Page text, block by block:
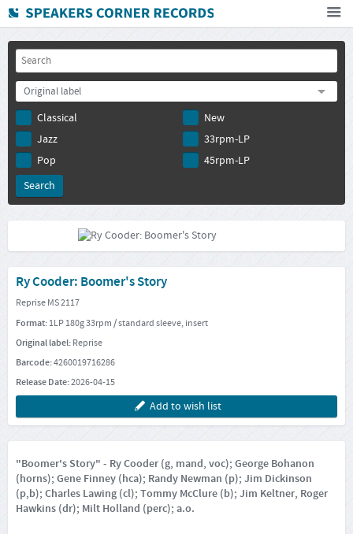
Home
How To Buy
FAQ
Deutsch
Subscribe to newsletter
Original label
Classical
Jazz
Pop
New
33rpm-LP
45rpm-LP
Ry Cooder: Boomer's Story
Reprise MS 2117
Format:1LP 180g 33rpm / standard sleeve, insert
Original label:Reprise
Barcode:4260019716286
Release Date:2026-04-15
Add to wish list
"Boomer's Story" - Ry Cooder (g, mand, voc); George Bohanon
(horns); Gene Finney (hca); Randy Newman (p); Jim Dickinson
(p,b); Charles Lawing (cl); Tommy McClure (b); Jim Keltner, Roger
Hawkins (dr); Milt Holland (perc); a.o.